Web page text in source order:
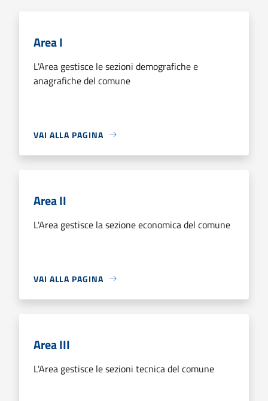
Area I
L'Area gestisce le sezioni demografiche e
anagrafiche del comune
VAI ALLA PAGINA
Area II
L'Area gestisce la sezione economica del comune
VAI ALLA PAGINA
Area III
L'Area gestisce le sezioni tecnica del comune